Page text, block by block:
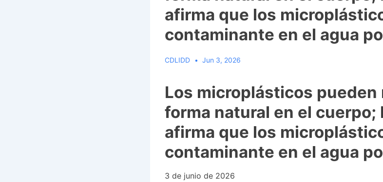
afirma que los
contaminante en el agua
CDLIDD Jun 3, 2026
Los microplásticos pueden
forma natural en el cuerpo;
afirma que los
contaminante en el agua
3 de junio de 2026